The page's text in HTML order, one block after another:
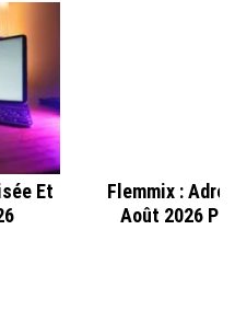
Et
Flemmix :
Août 2026